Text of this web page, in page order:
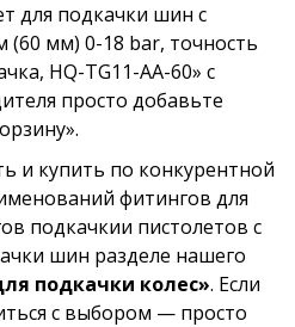
для подкачки шин с
мм) 0-18 bar, точность
HQ-TG11-AA-60» с
просто добавьте
и купить по конкурентной
фитингов для
подкачкии пистолетов с
шин разделе нашего
подкачки колес». Если
с выбором — просто